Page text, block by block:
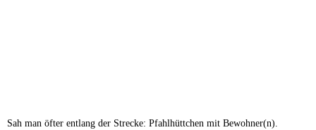
Sah man öfter entlang der Strecke: Pfahlhüttchen mit Bewohner(n).